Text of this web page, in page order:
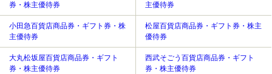
券・株主優待券
主優待券
小田急百貨店商品券・ギフト券・株
主優待券
松屋百貨店商品券・ギフト券・株主
優待券
大丸松坂屋百貨店商品券・ギフト
券・株主優待券
西武そごう百貨店商品券・ギフト
券・株主優待券